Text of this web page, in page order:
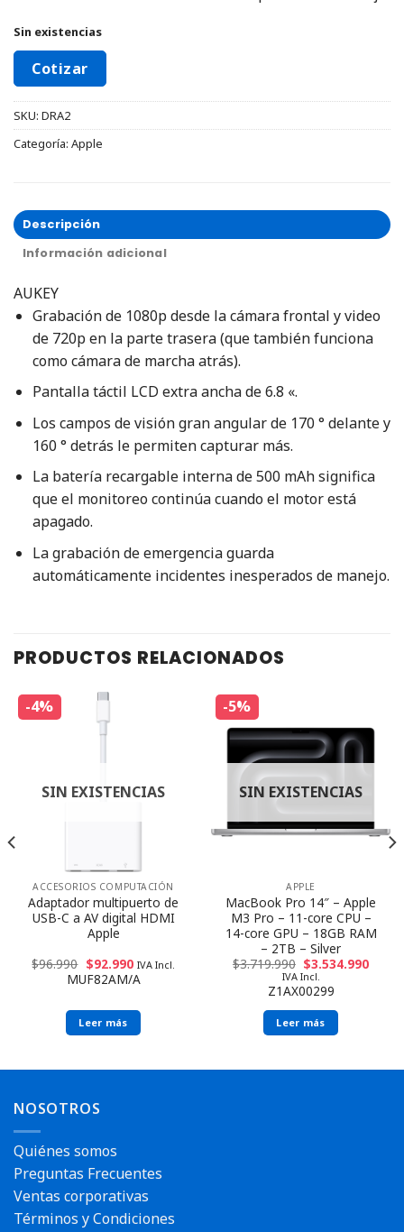
Sin existencias
Cotizar
SKU: DRA2
Categoría: Apple
Descripción
Información adicional
AUKEY
Grabación de 1080p desde la cámara frontal y video
de 720p en la parte trasera (que también funciona
como cámara de marcha atrás).
Pantalla táctil LCD extra ancha de 6.8 «.
Los campos de visión gran angular de 170 ° delante y
160 ° detrás le permiten capturar más.
La batería recargable interna de 500 mAh significa
que el monitoreo continúa cuando el motor está
apagado.
La grabación de emergencia guarda
automáticamente incidentes inesperados de manejo.
PRODUCTOS RELACIONADOS
-4%
SIN EXISTENCIAS
ACCESORIOS COMPUTACIÓN
Adaptador multipuerto de
USB-C a AV digital HDMI
Apple
$96.990 $92.990 IVA Incl.
MUF82AM/A
Leer más
-5%
SIN EXISTENCIAS
APPLE
MacBook Pro 14″ – Apple
M3 Pro – 11-core CPU –
14-core GPU – 18GB RAM
– 2TB – Silver
$3.719.990 $3.534.990
IVA Incl.
Z1AX00299
Leer más
NOSOTROS
Quiénes somos
Preguntas Frecuentes
Ventas corporativas
Términos y Condiciones